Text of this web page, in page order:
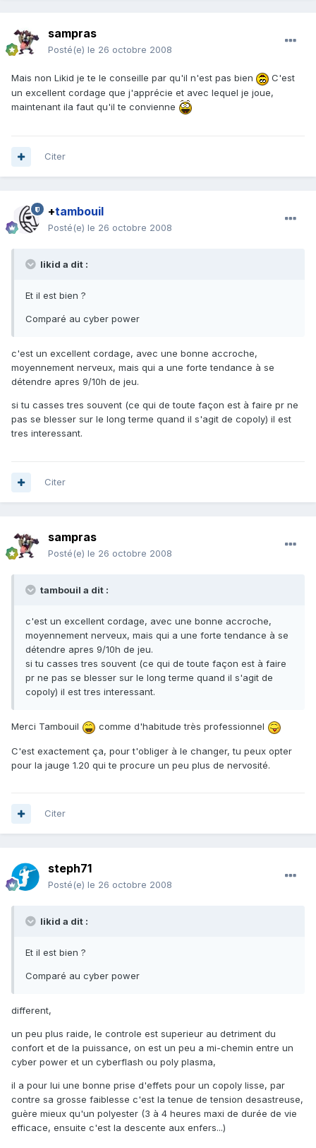
sampras
Posté(e) le 26 octobre 2008
Mais non Likid je te le conseille par qu'il n'est pas bien
C'est
un excellent cordage que j'apprécie et avec lequel je joue,
maintenant ila faut qu'il te convienne
Citer
+tambouil
Posté(e) le 26 octobre 2008
likid a dit :
Et il est bien ?
Comparé au cyber power
c'est un excellent cordage, avec une bonne accroche,
moyennement nerveux, mais qui a une forte tendance à se
détendre apres 9/10h de jeu.
si tu casses tres souvent (ce qui de toute façon est à faire pr ne
pas se blesser sur le long terme quand il s'agit de copoly) il est
tres interessant.
Citer
sampras
Posté(e) le 26 octobre 2008
tambouil a dit :
c'est un excellent cordage, avec une bonne accroche,
moyennement nerveux, mais qui a une forte tendance à se
détendre apres 9/10h de jeu.
si tu casses tres souvent (ce qui de toute façon est à faire
pr ne pas se blesser sur le long terme quand il s'agit de
copoly) il est tres interessant.
Merci Tambouil comme d'habitude très professionnel
C'est exactement ça, pour t'obliger à le changer, tu peux opter
pour la jauge 1.20 qui te procure un peu plus de nervosité.
Citer
steph71
Posté(e) le 26 octobre 2008
likid a dit :
Et il est bien ?
Comparé au cyber power
different,
un peu plus raide, le controle est superieur au detriment du
confort et de la puissance, on est un peu a mi-chemin entre un
cyber power et un cyberflash ou poly plasma,
il a pour lui une bonne prise d'effets pour un copoly lisse, par
contre sa grosse faiblesse c'est la tenue de tension desastreuse,
guère mieux qu'un polyester (3 à 4 heures maxi de durée de vie
efficace, ensuite c'est la descente aux enfers...)